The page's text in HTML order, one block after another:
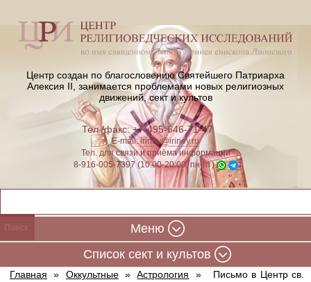
Центр создан по благословению Святейшего Патриарха
Алексия II, занимается проблемами новых религиозных
движений, сект и культов
Тел./факс: +7-495-646-71-47
E-mail:iriney@iriney.ru
Тел. для связи и приёма информации
8-916-005-7397 (10:00-20:00, пн-пт)
Меню
Cписок сект и культов
Главная » Оккультные » Астрология »
Письмо в Центр св.